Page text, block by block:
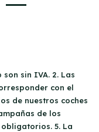
sin IVA. 2. Las
con el
de nuestros coches
de los
5. La